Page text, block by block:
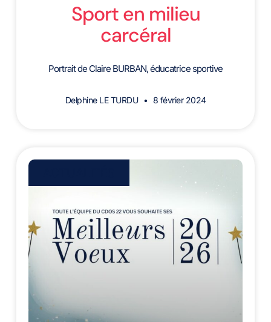
Sport en milieu
carcéral
Portrait de Claire BURBAN, éducatrice sportive
Delphine LE TURDU 8 février 2024